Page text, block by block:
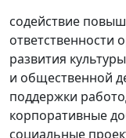
содействие
ответственности
развития
и общественной
поддержки
корпоративные
социальные